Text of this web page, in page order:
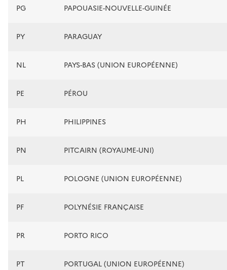
PG PAPOUASIE-NOUVELLE-GUINÉE
PY PARAGUAY
NL PAYS-BAS (UNION EUROPÉENNE)
PE PÉROU
PH PHILIPPINES
PN PITCAIRN (ROYAUME-UNI)
PL POLOGNE (UNION EUROPÉENNE)
PF POLYNÉSIE FRANÇAISE
PR PORTO RICO
PT PORTUGAL (UNION EUROPÉENNE)